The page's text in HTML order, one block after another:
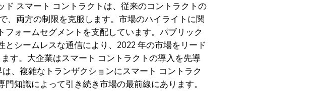
スマート コントラクトは、従来のコントラクトの
、両方の制限を克服します。市場のハイライトに関
ォームセグメントを支配しています。パブリック
シームレスな通信により、2022 年の市場をリード
す。大企業はスマート コントラクトの導入を先導
、複雑なトランザクションにスマート コントラク
知識によって引き続き市場の最前線にあります。